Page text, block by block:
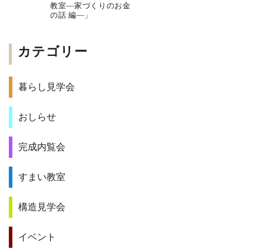
教室―家づくりのお金
の話 編―」
カテゴリー
暮らし見学会
おしらせ
完成内覧会
すまい教室
構造見学会
イベント